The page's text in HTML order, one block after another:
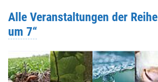
Alle Veranstaltungen der Reihe
um 7“